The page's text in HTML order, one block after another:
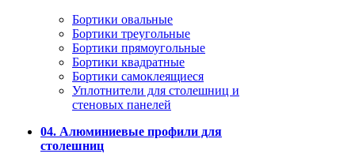
Бортики овальные
Бортики треугольные
Бортики прямоугольные
Бортики квадратные
Бортики самоклеящиеся
Уплотнители для столешниц и
стеновых панелей
04. Алюминиевые профили для
столешниц